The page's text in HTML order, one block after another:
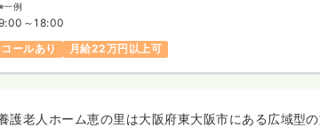
一例
～18:00
ールあり
月給22万円以上可
護老人ホーム恵の里は大阪府東大阪市にある広域型